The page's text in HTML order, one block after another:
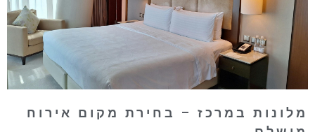
במרכז – בחירת מקום אירוח